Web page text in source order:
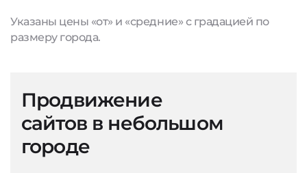
Указаны цены «от» и «средние» с градацией по
размеру города.
Продвижение
сайтов в небольшом
городе